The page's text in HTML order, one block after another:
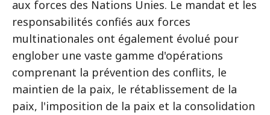
aux forces des Nations Unies. Le mandat et les
responsabilités confiés aux forces
multinationales ont également évolué pour
englober une vaste gamme d'opérations
comprenant la prévention des conflits, le
maintien de la paix, le rétablissement de la
paix, l'imposition de la paix et la consolidation